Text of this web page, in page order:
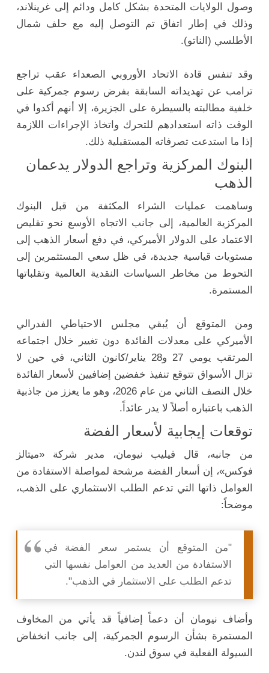
وصول الولايات المتحدة بشكل كامل ودائم إلى غرينلاند،
وذلك في إطار اتفاق تم التوصل إليه مع حلف شمال
الأطلسي (الناتو).
وقد تنفس قادة الاتحاد الأوروبي الصعداء عقب تراجع
ترامب عن تهديداته السابقة بفرض رسوم جمركية على
خلفية مطالبته بالسيطرة على الجزيرة، إلا أنهم أكدوا في
الوقت ذاته استعدادهم للتحرك واتخاذ الإجراءات اللازمة
إذا ما استدعت تصرفاته المستقبلية ذلك.
البنوك المركزية وتراجع الدولار يدعمان
الذهب
وساهمت عمليات الشراء المكثفة من قبل البنوك
المركزية العالمية، إلى جانب الاتجاه الأوسع نحو تقليص
الاعتماد على الدولار الأميركي، في دفع أسعار الذهب إلى
مستويات قياسية جديدة، في ظل سعي المستثمرين إلى
التحوط من مخاطر السياسات النقدية العالمية وتقلباتها
المستمرة.
ومن المتوقع أن يُبقي مجلس الاحتياطي الفدرالي
الأميركي على معدلات الفائدة دون تغيير خلال اجتماعه
المرتقب يومي 27 و28 يناير/كانون الثاني، في حين لا
تزال الأسواق تتوقع تنفيذ خفضين إضافيين لأسعار الفائدة
خلال النصف الثاني من عام 2026، وهو ما يعزز من جاذبية
الذهب باعتباره أصلاً لا يدر عائداً.
توقعات إيجابية لأسعار الفضة
من جانبه، قال فيليب نيومان، مدير شركة «ميتالز
فوكس»، إن أسعار الفضة مرشحة لمواصلة الاستفادة من
العوامل ذاتها التي تدعم الطلب الاستثماري على الذهب،
موضحاً:
"من المتوقع أن يستمر سعر الفضة في
الاستفادة من العديد من العوامل نفسها التي
تدعم الطلب على الاستثمار في الذهب".
وأضاف نيومان أن دعماً إضافياً قد يأتي من المخاوف
المستمرة بشأن الرسوم الجمركية، إلى جانب انخفاض
السيولة الفعلية في سوق لندن.